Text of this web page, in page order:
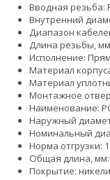
Вводная резьба:
Внутренний
Диапазон
Длина резьбы,
Исполнение:
Материал
Материал
Монтажное
Наименование:
Наружный
Номинальный
Норма отгрузки:
Общая длина,
Покрытие: